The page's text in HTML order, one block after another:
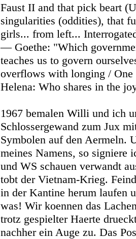
Faust II and that pick beart
singularities (oddities), that
girls... from left...
— Goethe: "Which
teaches us to govern
overflows with longing /
Helena: Who shares in the
1967 bemalen Willi und ich
Schlossergewand zum Jux
Symbolen auf den Aermeln.
meines Namens, so signiere
und WS schauen verwandt
tobt der Vietnam-Krieg.
in der Kantine herum laufen
was! Wir koennen das
trotz gespielter Haerte
nachher ein Auge zu. Das